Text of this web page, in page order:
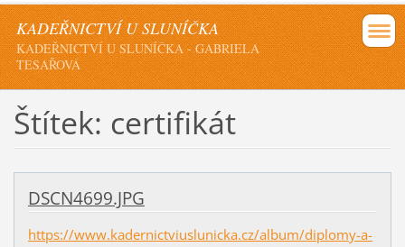
KADEŘNICTVÍ U SLUNÍČKA
KADEŘNICTVÍ U SLUNÍČKA - GABRIELA
TESAŘOVÁ
Štítek: certifikát
DSCN4699.JPG
https://www.kadernictviuslunicka.cz/album/diplomy-a-